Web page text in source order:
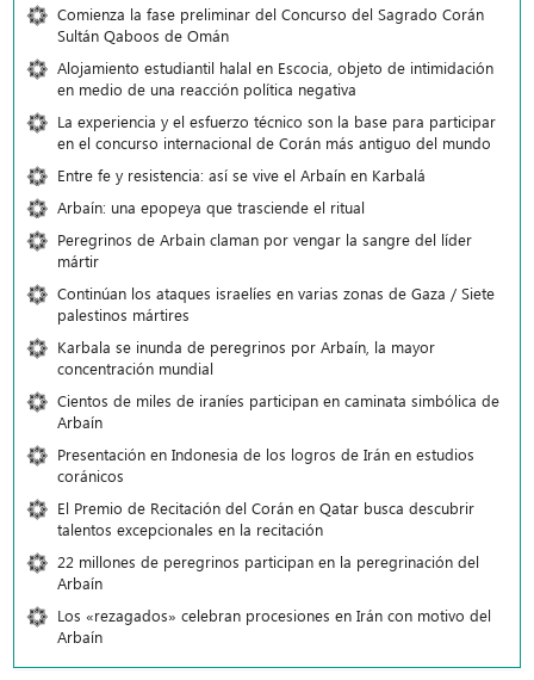
Comienza la fase preliminar del Concurso del Sagrado Corán
Sultán Qaboos de Omán
Alojamiento estudiantil halal en Escocia, objeto de intimidación
en medio de una reacción política negativa
La experiencia y el esfuerzo técnico son la base para participar
en el concurso internacional de Corán más antiguo del mundo
Entre fe y resistencia: así se vive el Arbaín en Karbalá
Arbaín: una epopeya que trasciende el ritual
Peregrinos de Arbain claman por vengar la sangre del líder
mártir
Continúan los ataques israelíes en varias zonas de Gaza / Siete
palestinos mártires
Karbala se inunda de peregrinos por Arbaín, la mayor
concentración mundial
Cientos de miles de iraníes participan en caminata simbólica de
Arbaín
Presentación en Indonesia de los logros de Irán en estudios
coránicos
El Premio de Recitación del Corán en Qatar busca descubrir
talentos excepcionales en la recitación
22 millones de peregrinos participan en la peregrinación del
Arbaín
Los «rezagados» celebran procesiones en Irán con motivo del
Arbaín